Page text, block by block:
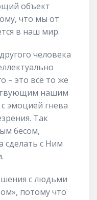
объект
что мы от
в наш мир.
человека
– это всё то же
нашим
эмоцией гнева
Так
бесом,
сделать с Ним
с людьми
потому что